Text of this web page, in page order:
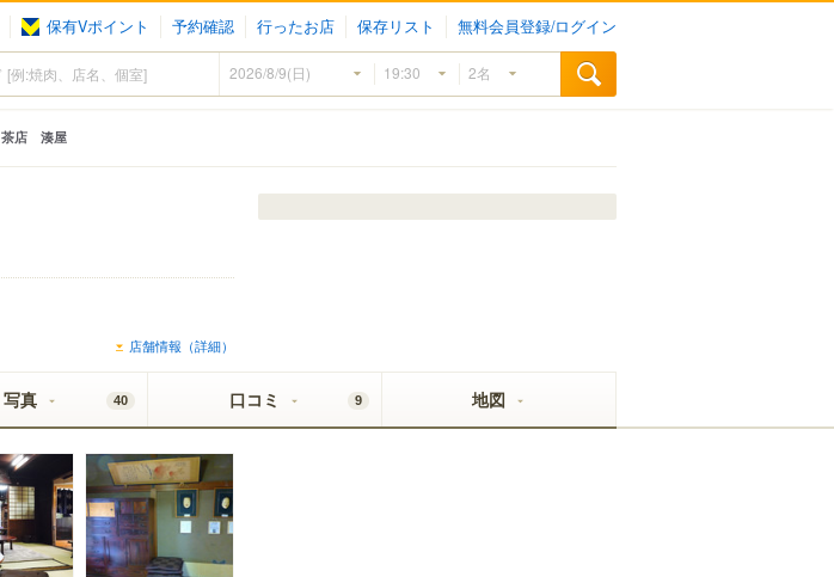
保有Vポイント 予約確認 行ったお店 保存リスト 無料会員登録/ログイン
茶店 湊屋
店舗情報（詳細）
写真 40 口コミ 9 地図